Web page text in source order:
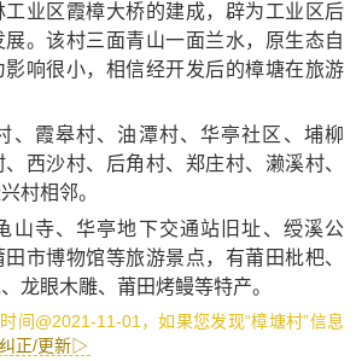
业区霞樟大桥的建成，辟为工业区后
。该村三面青山一面兰水，原生态自
响很小，相信经开发后的樟塘在旅游
霞皋村、油潭村、华亭社区、埔柳
西沙村、后角村、郑庄村、濑溪村、
村相邻。
山寺、华亭地下交通站旧址、 绶溪公
田市博物馆等旅游景点，有莆田枇杷、
、 龙眼木雕、 莆田烤鳗等特产。
@2021-11-01，如果您发现“樟塘村”信息
正/更新▷